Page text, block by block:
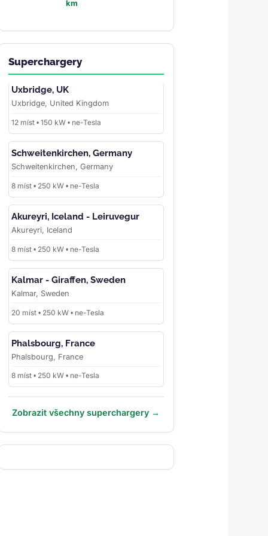
km
Superchargery
Uxbridge, UK
Uxbridge, United Kingdom
12 míst • 150 kW • ne-Tesla
Schweitenkirchen, Germany
Schweitenkirchen, Germany
8 míst • 250 kW • ne-Tesla
Akureyri, Iceland - Leiruvegur
Akureyri, Iceland
8 míst • 250 kW • ne-Tesla
Kalmar - Giraffen, Sweden
Kalmar, Sweden
20 míst • 250 kW • ne-Tesla
Phalsbourg, France
Phalsbourg, France
8 míst • 250 kW • ne-Tesla
Zobrazit všechny superchargery →